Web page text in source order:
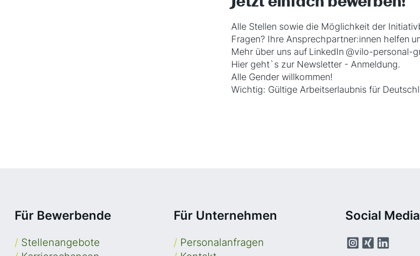
Alle Stellen sowie die Möglichkeit der
Fragen? Ihre Ansprechpartner:innen helfen
Mehr über uns auf LinkedIn @vilo-personal-
Hier geht`s zur Newsletter - Anmeldung.
Alle Gender willkommen!
Wichtig: Gültige Arbeitserlaubnis für
Für Bewerbende
/ Stellenangebote
Für Unternehmen
/ Personalanfragen
Social Media